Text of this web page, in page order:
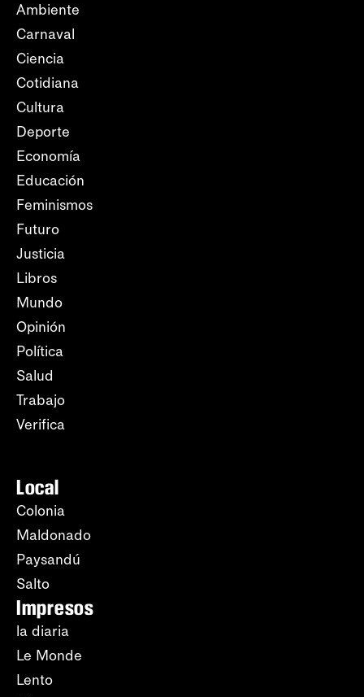
Ambiente
Carnaval
Ciencia
Cotidiana
Cultura
Deporte
Economía
Educación
Feminismos
Futuro
Justicia
Libros
Mundo
Opinión
Política
Salud
Trabajo
Verifica
Local
Colonia
Maldonado
Paysandú
Salto
Impresos
la diaria
Le Monde
Lento